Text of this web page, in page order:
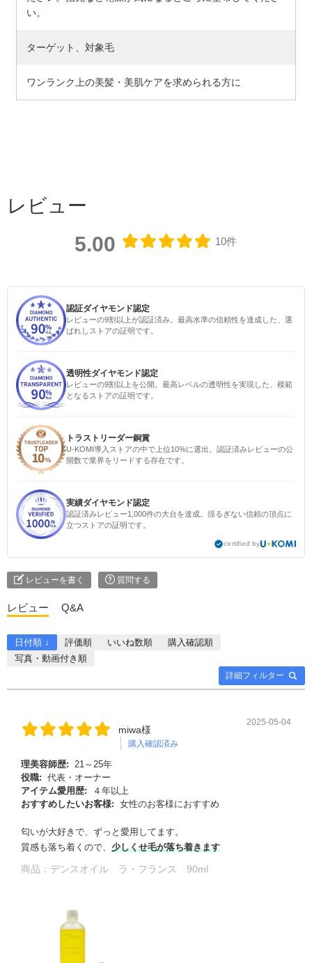
い。
ターゲット、対象毛
ワンランク上の美髪・美肌ケアを求められる方に
レビュー
5.00 10件
認証ダイヤモンド認定
レビューの9割以上が認証済み。最高水準の信頼性を達成した、選
ばれしストアの証明です。
透明性ダイヤモンド認定
レビューの9割以上を公開。最高レベルの透明性を実現した、模範
となるストアの証明です。
トラストリーダー銅賞
U-KOMI導入ストアの中で上位10%に選出。認証済みレビューの公
開数で業界をリードする存在です。
実績ダイヤモンド認定
認証済みレビュー1,000件の大台を達成。揺るぎない信頼の頂点に
立つストアの証明です。
certified by
レビューを書く 質問する
レビュー Q&A
詳細フィルター
日付順 ↓ 評価順 いいね数順
購入確認順
写真・動画付き順
miwa様
購入確認済み
2025-05-04
理美容師歴: 21～25年
役職: 代表・オーナー
アイテム愛用歴:
４年以上
おすすめしたいお客様: 女性のお客様におすすめ
匂いが大好きで、ずっと愛用してます。
質感も落ち着くので、 少しくせ毛が落ち着きます
商品： デンスオイル ラ・フランス 90ml